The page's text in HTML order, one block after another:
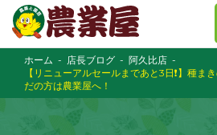
ホーム 店長ブログ
阿久比店
【リニューアルセールまであと3日❗️】種ま
だの方は農業屋へ！